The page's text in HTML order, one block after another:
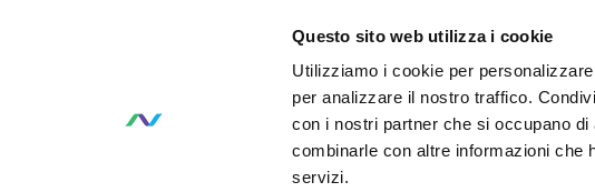
Questo sito web utilizza i cookie
Utilizziamo i cookie per
per analizzare il nostro traffico.
con i nostri partner che si occupano
combinarle con altre informazioni che
servizi.
Originariamente l’attività di GMC Instruments ebbe
pochi anni, un punto di riferimento per il mercato
dell’impiantistica chimica per lo sviluppo e la
realizzazione di strumenti per la misura ed il controllo
delle grandezze fisiche di processo.